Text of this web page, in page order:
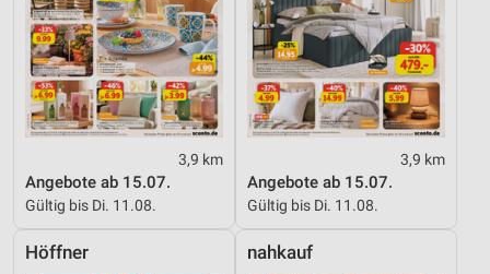
3,9 km
Angebote ab 15.07.
Gültig bis Di. 11.08.
3,9 km
Angebote ab 15.07.
Gültig bis Di. 11.08.
Höffner nahkauf